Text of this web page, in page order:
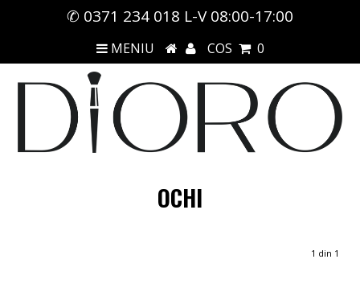
✆ 0371 234 018 L-V 08:00-17:00
MENIU COS 0
OCHI
1 din 1